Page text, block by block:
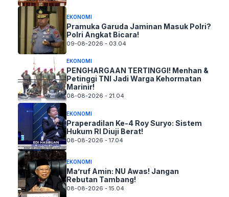
EKONOMI
Pramuka Garuda Jaminan Masuk Polri?
Polri Angkat Bicara!
09-08-2026 - 03.04
EKONOMI
PENGHARGAAN TERTINGGI! Menhan &
Petinggi TNI Jadi Warga Kehormatan
Marinir!
08-08-2026 - 21.04
EKONOMI
Praperadilan Ke-4 Roy Suryo: Sistem
Hukum RI Diuji Berat!
08-08-2026 - 17.04
EKONOMI
Ma’ruf Amin: NU Awas! Jangan
Rebutan Tambang!
08-08-2026 - 15.04